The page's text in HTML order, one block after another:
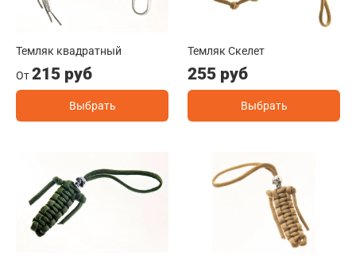
Темляк квадратный
От215 руб
Выбрать
Темляк Скелет
255 руб
Выбрать